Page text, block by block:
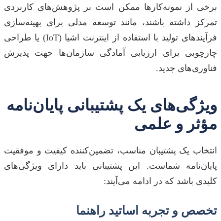
برخی از نمونه‌کارها ممکن است بر پژوهش‌های کاربردی
تمرکز داشته باشند، مانند توسعه مدلی برای بهینه‌سازی
فرآیندهای تولید با استفاده از اینترنت اشیا (IoT) یا طراحی
چارچوبی برای ارزیابی آمادگی سازمان‌ها جهت پذیرش
فناوری‌های جدید.
ویژگی‌های یک پشتیبانی پایان‌نامه
مؤثر و علمی
انتخاب یک پشتیبان مناسب، تضمین‌کننده کیفیت و موفقیت
پایان‌نامه شماست. این پشتیبانی باید دارای ویژگی‌های
کلیدی باشد که در ادامه می‌آیند:
تخصص و تجربه اساتید راهنما